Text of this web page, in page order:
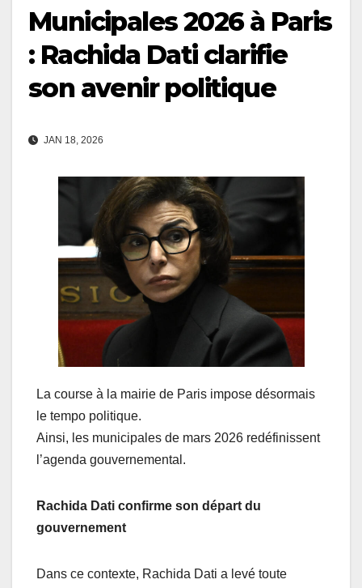
Municipales 2026 à Paris
: Rachida Dati clarifie
son avenir politique
JAN 18, 2026
La course à la mairie de Paris impose désormais
le tempo politique.
Ainsi, les municipales de mars 2026 redéfinissent
l’agenda gouvernemental.
Rachida Dati confirme son départ du
gouvernement
Dans ce contexte, Rachida Dati a levé toute